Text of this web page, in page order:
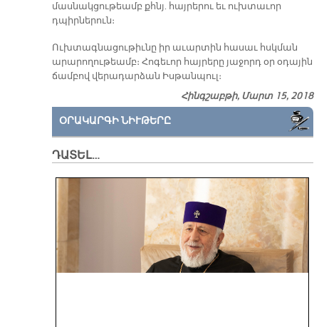
մասնակցութեամբ քհնյ. հայրերու եւ ուխտաւոր
դպիրներուն։
Ուխտագնացութիւնը իր աւարտին հասաւ հսկման
արարողութեամբ։ Հոգեւոր հայրերը յաջորդ օր օդային
ճամբով վերադարձան Իսթանպուլ։
Հինգշաբթի, Մարտ 15, 2018
ՕՐԱԿԱՐԳԻ ՆԻՒԹԵՐԸ
ԴԱՏԵԼ…